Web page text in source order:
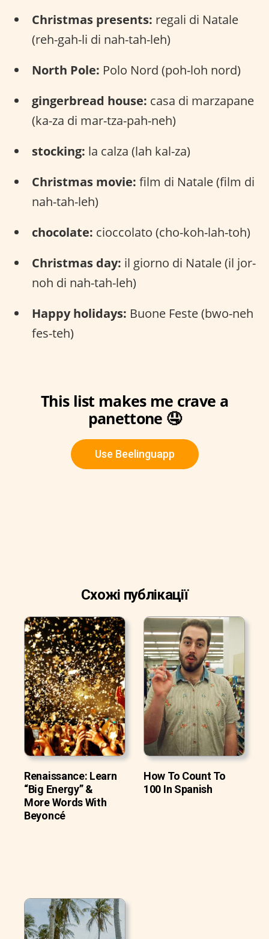
Christmas presents: regali di Natale
(reh-gah-li di nah-tah-leh)
North Pole: Polo Nord (poh-loh nord)
gingerbread house: casa di marzapane
(ka-za di mar-tza-pah-neh)
stocking: la calza (lah kal-za)
Christmas movie: film di Natale (film di
nah-tah-leh)
chocolate: cioccolato (cho-koh-lah-toh)
Christmas day: il giorno di Natale (il jor-
noh di nah-tah-leh)
Happy holidays: Buone Feste (bwo-neh
fes-teh)
This list makes me crave a
panettone 🤤
Use Beelinguapp
Схожі публікації
Renaissance: Learn
“Big Energy” &
More Words With
Beyoncé
How To Count To
100 In Spanish